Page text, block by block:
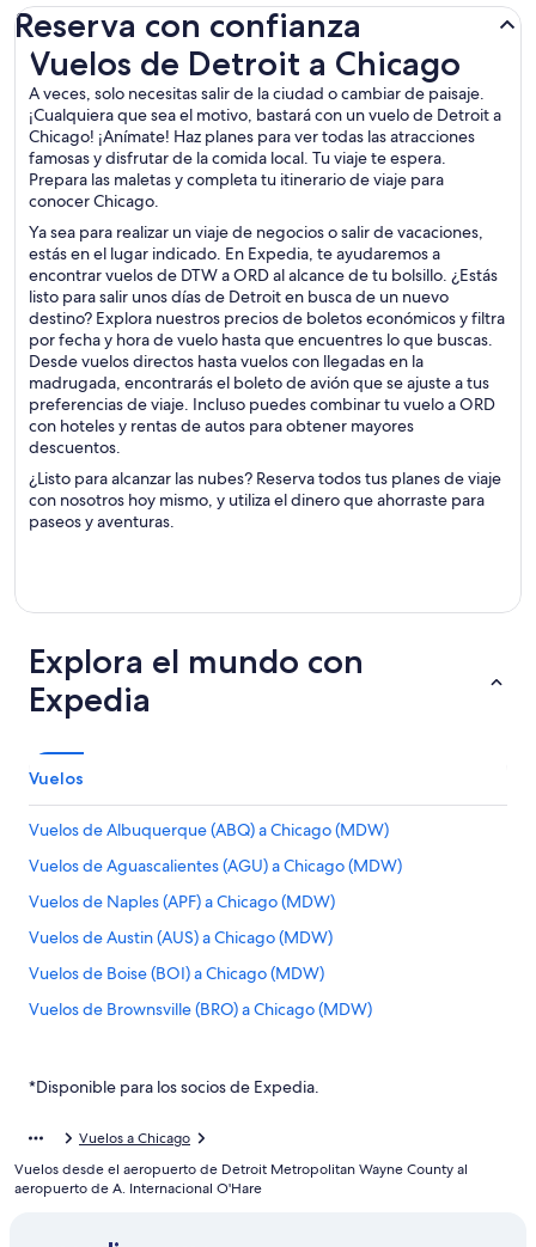
Reserva con confianza
Vuelos de Detroit a Chicago
A veces, solo necesitas salir de la ciudad o cambiar de paisaje.
¡Cualquiera que sea el motivo, bastará con un vuelo de Detroit a
Chicago! ¡Anímate! Haz planes para ver todas las atracciones
famosas y disfrutar de la comida local. Tu viaje te espera.
Prepara las maletas y completa tu itinerario de viaje para
conocer Chicago.
Ya sea para realizar un viaje de negocios o salir de vacaciones,
estás en el lugar indicado. En Expedia, te ayudaremos a
encontrar vuelos de DTW a ORD al alcance de tu bolsillo. ¿Estás
listo para salir unos días de Detroit en busca de un nuevo
destino? Explora nuestros precios de boletos económicos y filtra
por fecha y hora de vuelo hasta que encuentres lo que buscas.
Desde vuelos directos hasta vuelos con llegadas en la
madrugada, encontrarás el boleto de avión que se ajuste a tus
preferencias de viaje. Incluso puedes combinar tu vuelo a ORD
con hoteles y rentas de autos para obtener mayores
descuentos.
¿Listo para alcanzar las nubes? Reserva todos tus planes de viaje
con nosotros hoy mismo, y utiliza el dinero que ahorraste para
paseos y aventuras.
Vuelos de Detroit a Chicago
Explora el mundo con
Expedia
Vuelos
Vuelos de Albuquerque (ABQ) a Chicago (MDW)
Vuelos de Aguascalientes (AGU) a Chicago (MDW)
Vuelos de Naples (APF) a Chicago (MDW)
Vuelos de Austin (AUS) a Chicago (MDW)
Vuelos de Boise (BOI) a Chicago (MDW)
Vuelos de Brownsville (BRO) a Chicago (MDW)
Vuelos de Baltimore (BWI) a Chicago (MDW)
Vuelos de Charlotte (CLT) a Chicago (MDW)
Vuelos de Columbus (CMH) a Chicago (MDW)
*Disponible para los socios de Expedia.
Vuelos a Chicago
Vuelos desde el aeropuerto de Detroit Metropolitan Wayne County al
aeropuerto de A. Internacional O'Hare